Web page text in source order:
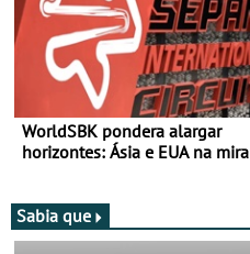
WorldSBK pondera alargar
horizontes: Ásia e EUA na mira
Sabia que